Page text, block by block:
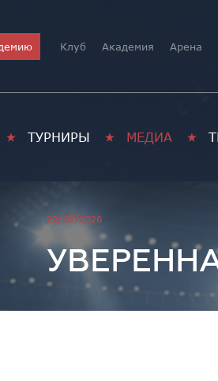
Клуб Академия Арена
ТУРНИРЫ МЕДИА
им. В.В.
22/03/2026